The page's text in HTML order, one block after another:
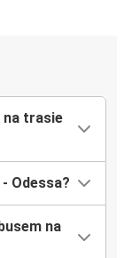
na trasie
Odessa?
na